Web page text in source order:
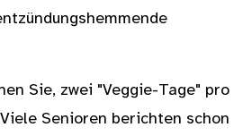
Sie, zwei "Veggie-Tage" pro
Senioren berichten schon